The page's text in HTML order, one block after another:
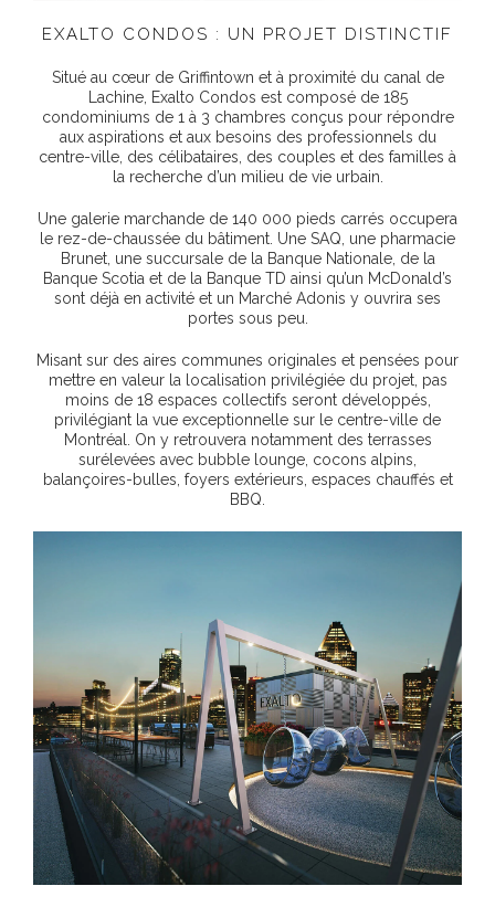
EXALTO CONDOS : UN PROJET DISTINCTIF
Situé au cœur de Griffintown et à proximité du canal de
Lachine, Exalto Condos est composé de 185
condominiums de 1 à 3 chambres conçus pour répondre
aux aspirations et aux besoins des professionnels du
centre-ville, des célibataires, des couples et des familles à
la recherche d’un milieu de vie urbain.
Une galerie marchande de 140 000 pieds carrés occupera
le rez-de-chaussée du bâtiment. Une SAQ, une pharmacie
Brunet, une succursale de la Banque Nationale, de la
Banque Scotia et de la Banque TD ainsi qu’un McDonald’s
sont déjà en activité et un Marché Adonis y ouvrira ses
portes sous peu.
Misant sur des aires communes originales et pensées pour
mettre en valeur la localisation privilégiée du projet, pas
moins de 18 espaces collectifs seront développés,
privilégiant la vue exceptionnelle sur le centre-ville de
Montréal. On y retrouvera notamment des terrasses
surélevées avec bubble lounge, cocons alpins,
balançoires-bulles, foyers extérieurs, espaces chauffés et
BBQ.